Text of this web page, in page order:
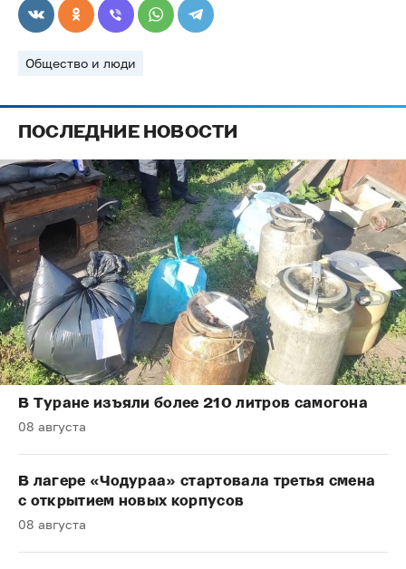
Общество и люди
ПОСЛЕДНИЕ НОВОСТИ
В Туране изъяли более 210 литров самогона
08 августа
В лагере «Чодураа» стартовала третья смена
с открытием новых корпусов
08 августа